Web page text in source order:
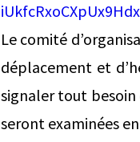
Le comité
déplacement et
signaler tout besoin
seront examinées